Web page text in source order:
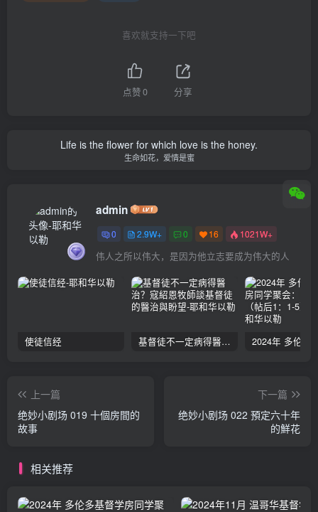
喜欢就支持一下吧
点赞0 分享
Life is the flower for which love is the honey.
生命如花，爱情是蜜
admin
0 2.9W+ 0 16 1021W+
伟人之所以伟大，是因为他立志要成为伟大的人
使徒信经 基督徒不一定病得醫治？寇紹恩牧師談基督徒的醫治與盼望
上一篇
绝妙小剧场 019 十個房間的
故事
下一篇
绝妙小剧场 022 預定六十年
的鮮花
相关推荐